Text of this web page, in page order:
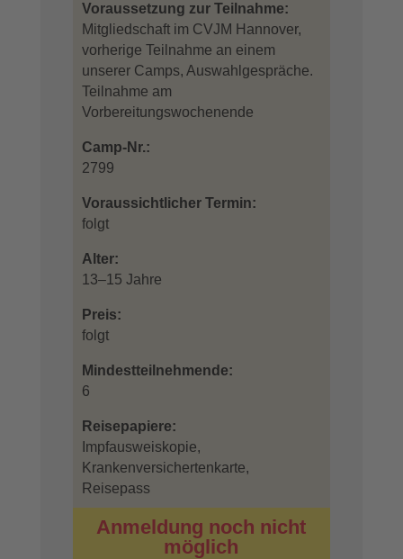
Voraussetzung zur Teilnahme:
Mitgliedschaft im CVJM Hannover,
vorherige Teilnahme an einem
unserer Camps, Auswahlgespräche.
Teilnahme am
Vorbereitungswochenende
Camp-Nr.:
2799
Voraussichtlicher Termin:
folgt
Alter:
13–15 Jahre
Preis:
folgt
Mindestteilnehmende:
6
Reisepapiere:
Impfausweiskopie,
Krankenversichertenkarte,
Reisepass
Anmeldung noch nicht
möglich